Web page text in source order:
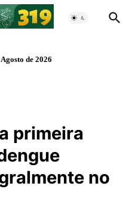
de 2026
primeira
no